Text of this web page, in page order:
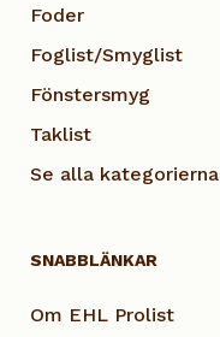
Foder
Foglist/Smyglist
Fönstersmyg
Taklist
Se alla kategorierna
SNABBLÄNKAR
Om EHL Prolist